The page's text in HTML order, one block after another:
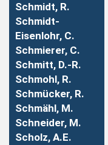
Schmidt, R.
Schmidt-
Eisenlohr, C.
Schmierer, C.
Schmitt, D.-R.
Schmohl, R.
Schmücker, R.
Schmähl, M.
Schneider, M.
Scholz, A.E.